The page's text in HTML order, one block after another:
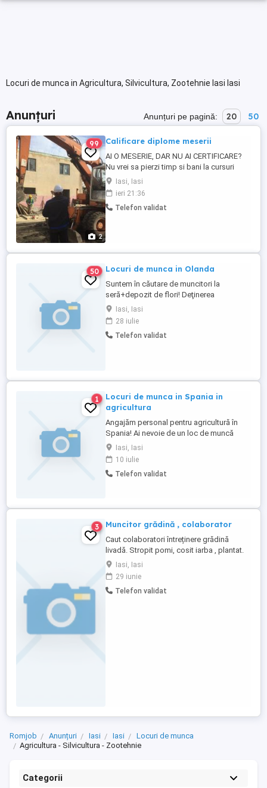
Locuri de munca in Agricultura, Silvicultura, Zootehnie Iasi Iasi
Anunțuri Anunțuri pe pagină: 20 50
2
99 Calificare diplome meserii
AI O MESERIE, DAR NU AI CERTIFICARE?
Nu vrei sa pierzi timp si bani la cursuri
costisitoare? Avem solutia pentru tine!
Daca practici deja una dintre meseriile din
oferta noastra, este suficient sa sustii o
evaluare pentru a obtine certificatul de
Iasi, Iasi
ieri 21:36
Telefon validat
50 Locuri de munca in Olanda
Suntem în căutare de muncitori la
seră+depozit de flori! Deţinerea
permisului de conducere e un avantaj!!!
Limba engleză e un avantaj !!! Locaţie:
Westland, Țările de Jos Pentru mai multe
detalii ne puteţi contacta la numărul:
Iasi, Iasi
28 iulie
Telefon validat
1
Locuri de munca in Spania in
agricultura
Angajăm personal pentru agricultură în
Spania! Ai nevoie de un loc de muncă
stabil și bine plătit? Acum ai ocazia!
Salariu între 1.400 și 1.800 pe lună (în
funcție de orele lucrate) Contract de
muncă legal Cazare asigurată Perioadă
Iasi, Iasi
10 iulie
Telefon validat
3 Muncitor grădină , colaborator
Caut colaboratori întreținere grădină
livadă. Stropit pomi, cosit iarba , plantat.
Iasi, Iasi
29 iunie
Telefon validat
Romjob Anunțuri Iasi Iasi
Locuri de munca
Agricultura - Silvicultura - Zootehnie
Categorii